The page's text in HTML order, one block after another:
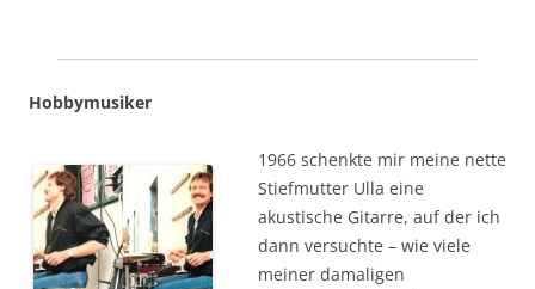
Hobbymusiker
1966 schenkte mir meine nette
Stiefmutter Ulla eine
akustische Gitarre, auf der ich
dann versuchte – wie viele
meiner damaligen